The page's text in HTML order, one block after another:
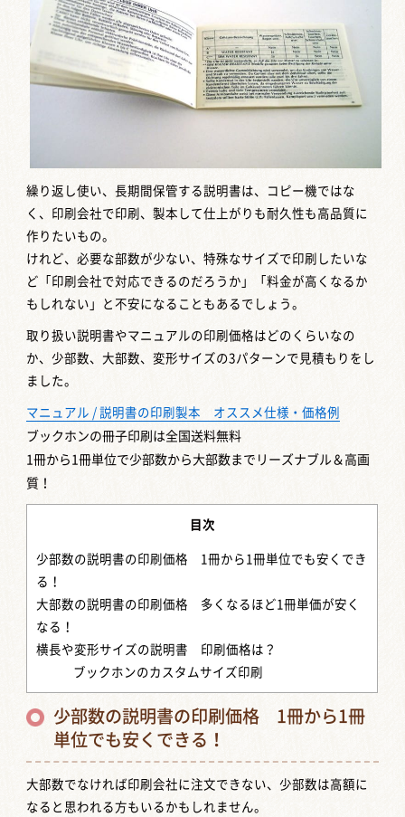
繰り返し使い、長期間保管する説明書は、コピー機ではな
く、印刷会社で印刷、製本して仕上がりも耐久性も高品質に
作りたいもの。
けれど、必要な部数が少ない、特殊なサイズで印刷したいな
ど「印刷会社で対応できるのだろうか」「料金が高くなるか
もしれない」と不安になることもあるでしょう。
取り扱い説明書やマニュアルの印刷価格はどのくらいなの
か、少部数、大部数、変形サイズの3パターンで見積もりをし
ました。
マニュアル / 説明書の印刷製本 オススメ仕様・価格例
ブックホンの冊子印刷は全国送料無料
1冊から1冊単位で少部数から大部数までリーズナブル＆高画
質！
目次
少部数の説明書の印刷価格 1冊から1冊単位でも安くでき
る！
大部数の説明書の印刷価格 多くなるほど1冊単価が安く
なる！
横長や変形サイズの説明書 印刷価格は？
ブックホンのカスタムサイズ印刷
少部数の説明書の印刷価格 1冊から1冊
単位でも安くできる！
大部数でなければ印刷会社に注文できない、少部数は高額に
なると思われる方もいるかもしれません。